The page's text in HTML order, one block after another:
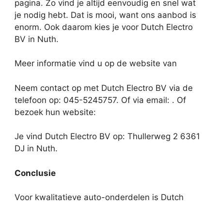
pagina. Zo vind je altijd eenvoudig en snel wat
je nodig hebt. Dat is mooi, want ons aanbod is
enorm. Ook daarom kies je voor Dutch Electro
BV in Nuth.
Meer informatie vind u op de website van
Neem contact op met Dutch Electro BV via de
telefoon op: 045-5245757. Of via email: . Of
bezoek hun website:
Je vind Dutch Electro BV op: Thullerweg 2 6361
DJ in Nuth.
Conclusie
Voor kwalitatieve auto-onderdelen is Dutch